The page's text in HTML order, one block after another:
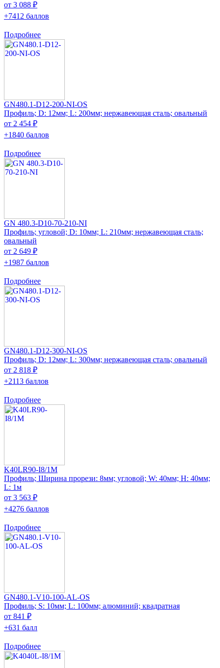
от 3 088 ₽
+7412 баллов
Подробнее
GN480.1-D12-200-NI-OS
Профиль; D: 12мм; L: 200мм; нержавеющая сталь; овальный
от 2 454 ₽
+1840 баллов
Подробнее
GN 480.3-D10-70-210-NI
Профиль; угловой; D: 10мм; L: 210мм; нержавеющая сталь;
овальный
от 2 649 ₽
+1987 баллов
Подробнее
GN480.1-D12-300-NI-OS
Профиль; D: 12мм; L: 300мм; нержавеющая сталь; овальный
от 2 818 ₽
+2113 баллов
Подробнее
K40LR90-I8/1M
Профиль; Ширина прорези: 8мм; угловой; W: 40мм; H: 40мм;
L: 1м
от 3 563 ₽
+4276 баллов
Подробнее
GN480.1-V10-100-AL-OS
Профиль; S: 10мм; L: 100мм; алюминий; квадратная
от 841 ₽
+631 балл
Подробнее